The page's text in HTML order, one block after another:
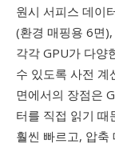
원시 서피스 데이
(환경 매핑용 6면
각각 GPU가 다양
수 있도록 사전 계
면에서의 장점은
터를 직접 읽기 때
훨씬 빠르고, 압축